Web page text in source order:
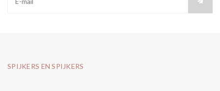
SPIJKERS EN SPIJKERS